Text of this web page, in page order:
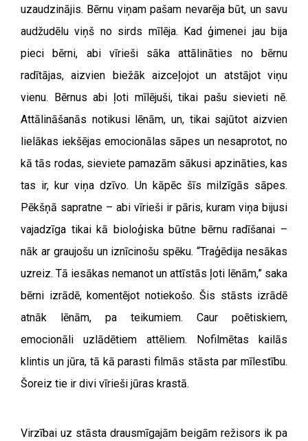
uzaudzinājis. Bērnu viņam pašam nevarēja būt, un savu
audžudēlu viņš no sirds mīlēja. Kad ģimenei jau bija
pieci bērni, abi vīrieši sāka attālināties no bērnu
radītājas, aizvien biežāk aizceļojot un atstājot viņu
vienu. Bērnus abi ļoti mīlējuši, tikai pašu sievieti nē.
Attālināšanās notikusi lēnām, un, tikai sajūtot aizvien
lielākas iekšējas emocionālas sāpes un nesaprotot, no
kā tās rodas, sieviete pamazām sākusi apzināties, kas
tas ir, kur viņa dzīvo. Un kāpēc šīs milzīgās sāpes.
Pēkšņā sapratne – abi vīrieši ir pāris, kuram viņa bijusi
vajadzīga tikai kā bioloģiska būtne bērnu radīšanai –
nāk ar graujošu un iznīcinošu spēku. “Traģēdija nesākas
uzreiz. Tā iesākas nemanot un attīstās ļoti lēnām,” saka
bērni izrādē, komentējot notiekošo. Šis stāsts izrādē
atnāk lēnām, pa teikumiem. Caur poētiskiem,
emocionāli uzlādētiem attēliem. Nofilmētas kailās
klintis un jūra, tā kā parasti filmās stāsta par mīlestību.
Šoreiz tie ir divi vīrieši jūras krastā.
Virzībai uz stāsta drausmīgajām beigām režisors ik pa